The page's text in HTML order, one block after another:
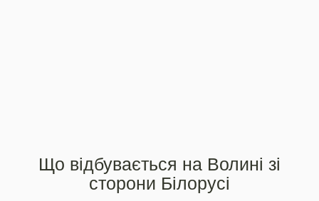
Що відбувається на Волині зі
сторони Білорусі